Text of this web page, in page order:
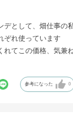
デとして、畑仕事の
ぞれ使っています
れてこの価格、気兼
参考になった 0